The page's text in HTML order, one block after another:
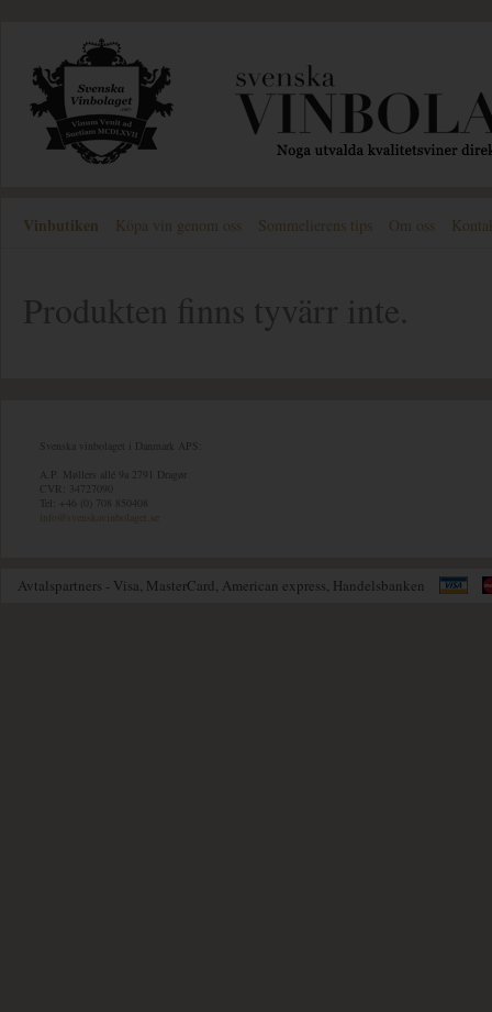
Vinbutiken Köpa vin genom oss Sommelierens tips Om oss
Produkten finns tyvärr inte.
Svenska vinbolaget i Danmark APS:
A.P. Møllers allé 9a 2791 Dragør
CVR: 34727090
Tel: +46 (0) 708 850408
info@svenskavinbolaget.se
Avtalspartners - Visa, MasterCard, American express, Handelsbanken